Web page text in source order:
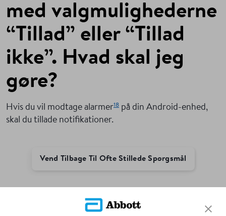
med valgmulighederne
“Tillad” eller “Tillad
ikke”. Hvad skal jeg
gøre?
Hvis du vil modtage alarmer18 på din Android-enhed,
skal du tillade notifikationer.
Vend Tilbage Til Ofte Stillede Spørgsmål